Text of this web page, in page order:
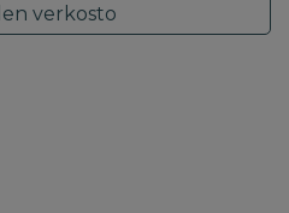
verkosto